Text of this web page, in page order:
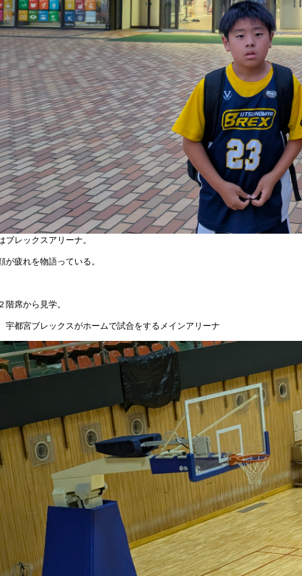
ブレックスアリーナ。
が疲れを物語っている。
階席から見学。
宇都宮ブレックスがホームで試合をするメインアリーナ